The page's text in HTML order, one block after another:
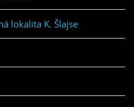
lokalita K. Šlajse